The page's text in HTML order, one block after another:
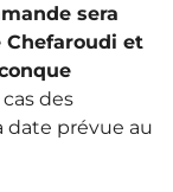
sera
et
des
date prévue au